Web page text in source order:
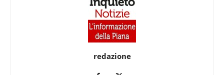
redazione